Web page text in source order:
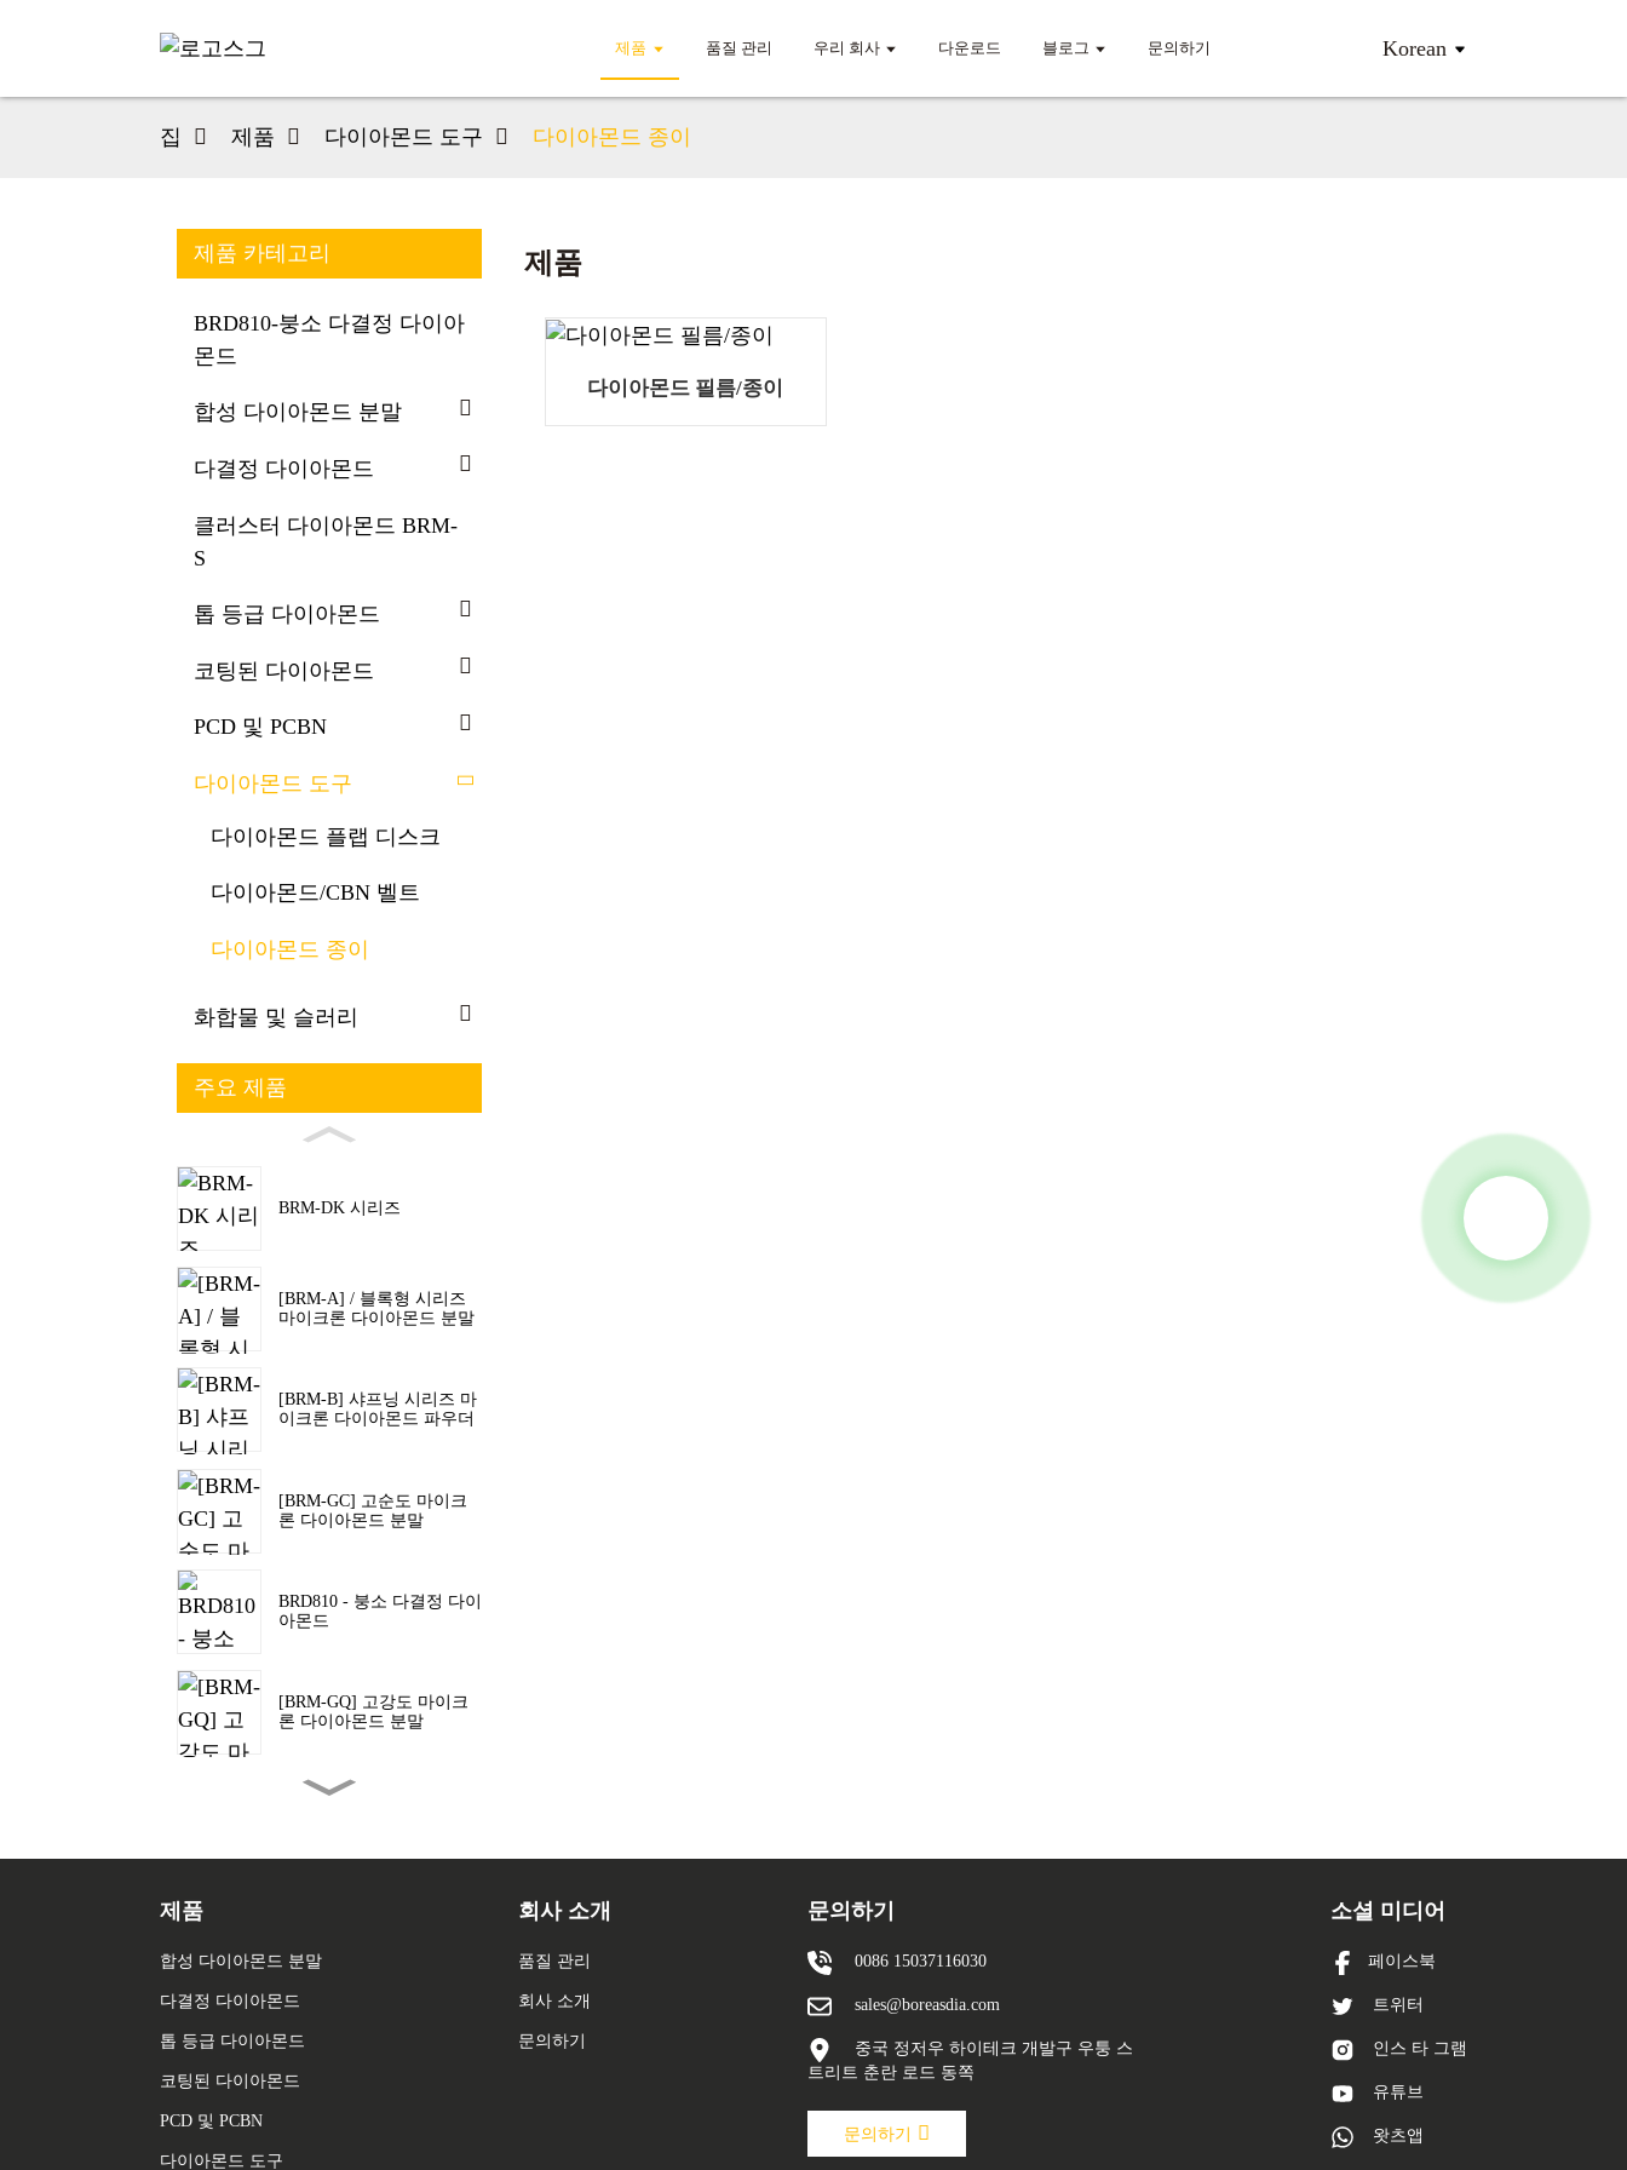
제품 품질 관리 우리 회사 다운로드 블로그 문의하기 Korean
집 제품 다이아몬드 도구 다이아몬드 종이
제품 카테고리
BRD810-붕소 다결정 다이아
몬드
합성 다이아몬드 분말
다결정 다이아몬드
클러스터 다이아몬드 BRM-
S
톱 등급 다이아몬드
코팅된 다이아몬드
PCD 및 PCBN
다이아몬드 도구
다이아몬드 플랩 디스크
다이아몬드/CBN 벨트
다이아몬드 종이
화합물 및 슬러리
주요 제품
BRM-DK 시리즈
[BRM-A] / 블록형 시리즈
마이크론 다이아몬드 분말
[BRM-B] 샤프닝 시리즈 마
이크론 다이아몬드 파우더
[BRM-GC] 고순도 마이크
론 다이아몬드 분말
BRD810 - 붕소 다결정 다이
아몬드
[BRM-GQ] 고강도 마이크
론 다이아몬드 분말
[BRM-WSD] 다이아몬드 와
[BRM-Z] 재성형 메쉬 다이
제품
다이아몬드 필름/종이
제품
합성 다이아몬드 분말
다결정 다이아몬드
톱 등급 다이아몬드
코팅된 다이아몬드
PCD 및 PCBN
다이아몬드 도구
회사 소개
품질 관리
회사 소개
문의하기
문의하기
0086 15037116030
sales@boreasdia.com
중국 정저우 하이테크 개발구 우퉁 스
트리트 춘란 로드 동쪽
문의하기
소셜 미디어
페이스북
트위터
인스 타 그램
유튜브
왓츠앱